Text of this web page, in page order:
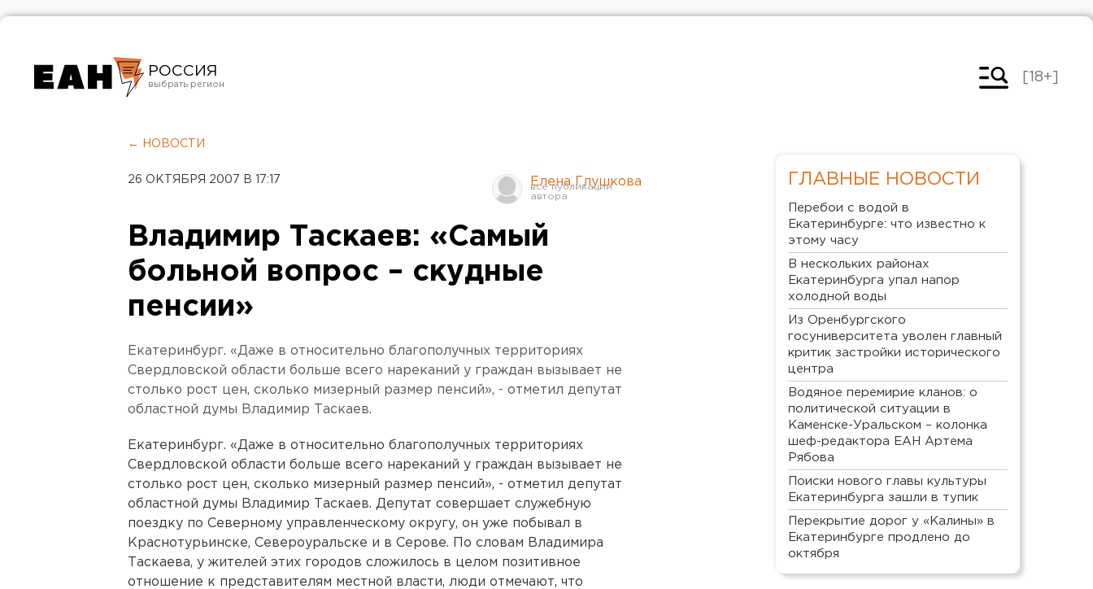
РОССИЯ
Челябинск
[18+]
← НОВОСТИ
26 ОКТЯБРЯ 2007 В 17:17 Елена Глушкова
Владимир Таскаев: «Самый
больной вопрос – скудные
пенсии»
Екатеринбург. «Даже в относительно благополучных территориях
Свердловской области больше всего нареканий у граждан вызывает не
столько рост цен, сколько мизерный размер пенсий», - отметил депутат
областной думы Владимир Таскаев.
Екатеринбург. «Даже в относительно благополучных территориях
Свердловской области больше всего нареканий у граждан вызывает не
столько рост цен, сколько мизерный размер пенсий», - отметил депутат
областной думы Владимир Таскаев. Депутат совершает служебную
поездку по Северному управленческому округу, он уже побывал в
Краснотурьинске, Североуральске и в Серове. По словам Владимира
Таскаева, у жителей этих городов сложилось в целом позитивное
отношение к представителям местной власти, люди отмечают, что
ГЛАВНЫЕ НОВОСТИ
Перебои с водой в
Екатеринбурге: что известно к
этому часу
В нескольких районах
Екатеринбурга упал напор
холодной воды
Из Оренбургского
госуниверситета уволен главный
критик застройки исторического
центра
Водяное перемирие кланов: о
политической ситуации в
Каменске-Уральском – колонка
шеф-редактора ЕАН Артема
Рябова
Поиски нового главы культуры
Екатеринбурга зашли в тупик
Перекрытие дорог у «Калины» в
Екатеринбурге продлено до
октября